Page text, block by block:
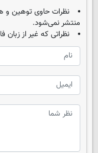
نظرات حاوی توهین و
منتشر نمی‌شود.
نظراتی که غیر از